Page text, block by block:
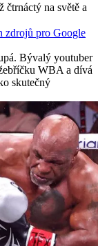
čtrnáctý na světě a
zdrojů pro Google
Bývalý youtuber
WBA a dívá
skutečný